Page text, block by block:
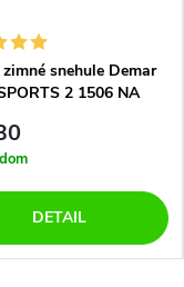
snehule Demar
2 1506 NA
DETAIL